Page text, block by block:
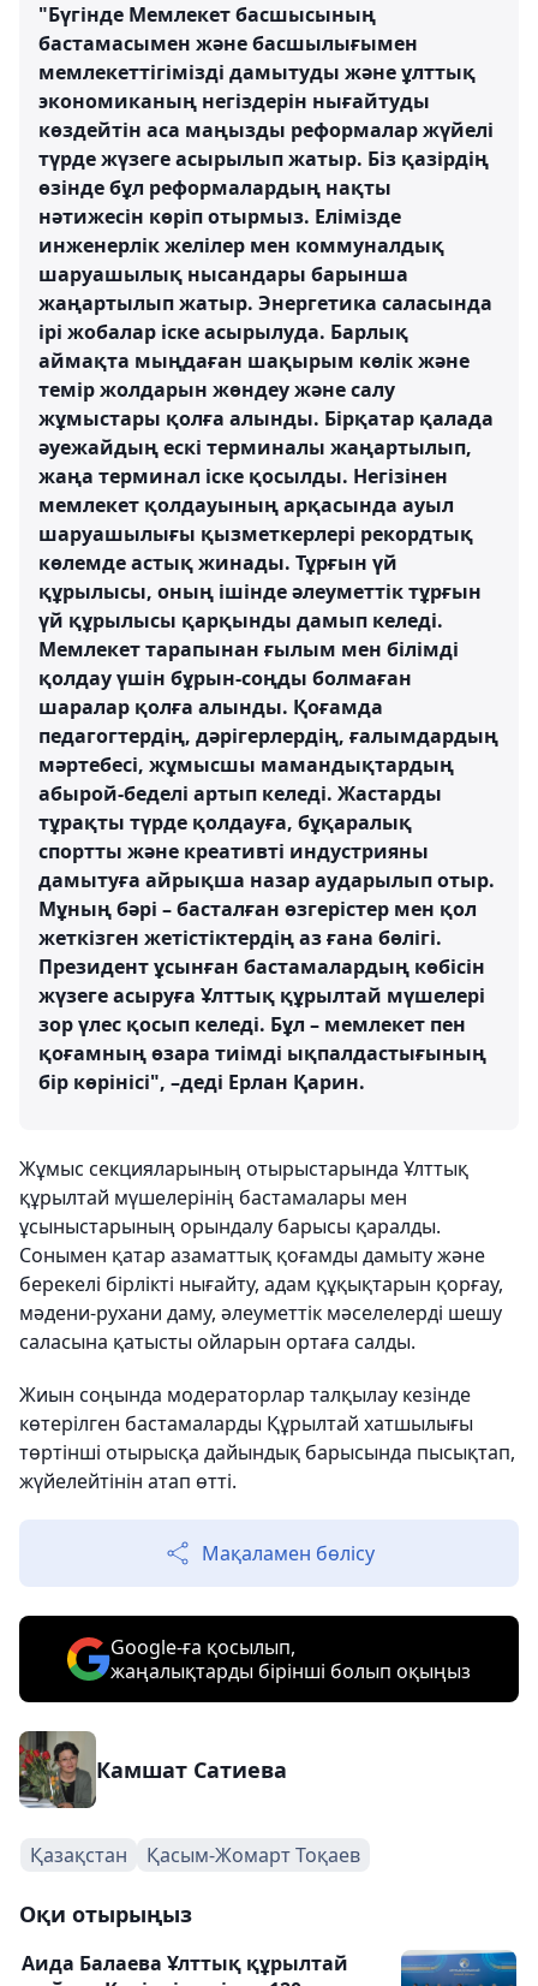
"Бүгінде Мемлекет басшысының
бастамасымен және басшылығымен
мемлекеттігімізді дамытуды және ұлттық
экономиканың негіздерін нығайтуды
көздейтін аса маңызды реформалар жүйелі
түрде жүзеге асырылып жатыр. Біз қазірдің
өзінде бұл реформалардың нақты
нәтижесін көріп отырмыз. Елімізде
инженерлік желілер мен коммуналдық
шаруашылық нысандары барынша
жаңартылып жатыр. Энергетика саласында
ірі жобалар іске асырылуда. Барлық
аймақта мыңдаған шақырым көлік және
темір жолдарын жөндеу және салу
жұмыстары қолға алынды. Бірқатар қалада
әуежайдың ескі терминалы жаңартылып,
жаңа терминал іске қосылды. Негізінен
мемлекет қолдауының арқасында ауыл
шаруашылығы қызметкерлері рекордтық
көлемде астық жинады. Тұрғын үй
құрылысы, оның ішінде әлеуметтік тұрғын
үй құрылысы қарқынды дамып келеді.
Мемлекет тарапынан ғылым мен білімді
қолдау үшін бұрын-соңды болмаған
шаралар қолға алынды. Қоғамда
педагогтердің, дәрігерлердің, ғалымдардың
мәртебесі, жұмысшы мамандықтардың
абырой-беделі артып келеді. Жастарды
тұрақты түрде қолдауға, бұқаралық
спортты және креативті индустрияны
дамытуға айрықша назар аударылып отыр.
Мұның бәрі – басталған өзгерістер мен қол
жеткізген жетістіктердің аз ғана бөлігі.
Президент ұсынған бастамалардың көбісін
жүзеге асыруға Ұлттық құрылтай мүшелері
зор үлес қосып келеді. Бұл – мемлекет пен
қоғамның өзара тиімді ықпалдастығының
бір көрінісі", –деді Ерлан Қарин.
Жұмыс секцияларының отырыстарында Ұлттық
құрылтай мүшелерінің бастамалары мен
ұсыныстарының орындалу барысы қаралды.
Сонымен қатар азаматтық қоғамды дамыту және
берекелі бірлікті нығайту, адам құқықтарын қорғау,
мәдени-рухани даму, әлеуметтік мәселелерді шешу
саласына қатысты ойларын ортаға салды.
Жиын соңында модераторлар талқылау кезінде
көтерілген бастамаларды Құрылтай хатшылығы
төртінші отырысқа дайындық барысында пысықтап,
жүйелейтінін атап өтті.
Мақаламен бөлісу
Google-ға қосылып,
жаңалықтарды бірінші болып оқыңыз
Камшат Сатиева
Қазақстан Қасым-Жомарт Тоқаев
Оқи отырыңыз
Аида Балаева Ұлттық құрылтай